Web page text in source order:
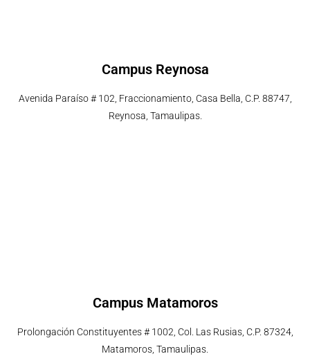
Campus Reynosa
Avenida Paraíso # 102, Fraccionamiento, Casa Bella, C.P. 88747,
Reynosa, Tamaulipas.
Campus Matamoros
Prolongación Constituyentes # 1002, Col. Las Rusias, C.P. 87324,
Matamoros, Tamaulipas.